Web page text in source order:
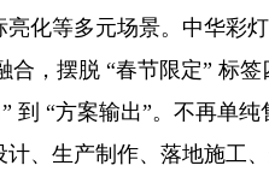
化等多元场景。中华彩
合，摆脱 “春节限定” 标签
到 “方案输出”。不再单
、生产制作、落地施工